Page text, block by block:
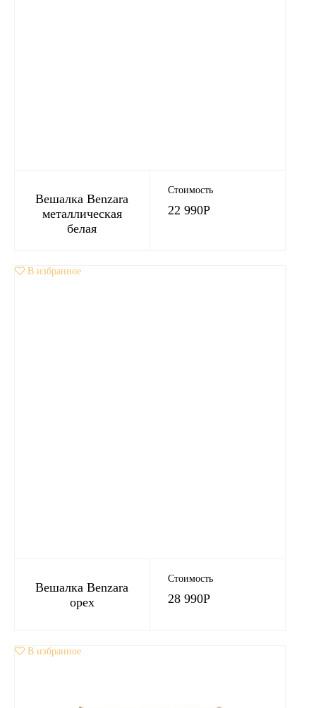
Вешалка Benzara
металлическая
белая
Стоимость
22 990Р
В избранное
Вешалка Benzara
орех
Стоимость
28 990Р
В избранное